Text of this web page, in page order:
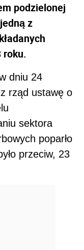
podzielonej
z
roku.
dniu 24
rząd ustawę o
sektora
poparło
przeciw, 23